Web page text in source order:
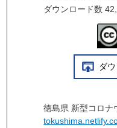
ダウンロード数
ダ
徳島県 新型コロナ